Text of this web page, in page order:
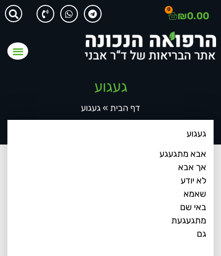
₪0.00
0
געגוע
דף הבית »געגוע
געגוע
אבא מתגעגע
אך אבא
לא יודע
שאמא
באי שם
מתגעגעת
גם